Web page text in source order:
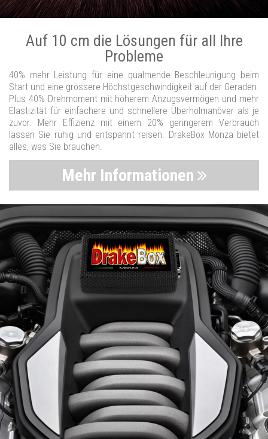
Auf 10 cm die Lösungen für all Ihre
Probleme
40% mehr Leistung für eine qualmende Beschleunigung beim
Start und eine grössere Höchstgeschwindigkeit auf der Geraden.
Plus 40% Drehmoment mit höherem Anzugsvermögen und mehr
Elastizität für einfachere und schnellere Überholmanöver als je
zuvor. Mehr Effizienz mit einem 20% geringerem Verbrauch
lassen Sie ruhig und entspannt reisen. DrakeBox Monza bietet
alles, was Sie brauchen.
Mehr Informationen